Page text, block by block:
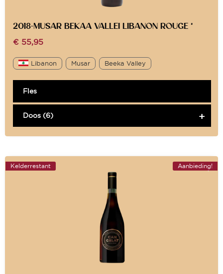
2018-MUSAR BEKAA VALLEI LIBANON ROUGE *
€ 55,95
Libanon Musar Beeka Valley
Fles
Doos (6)
Aanbieding!
Kelderrestant